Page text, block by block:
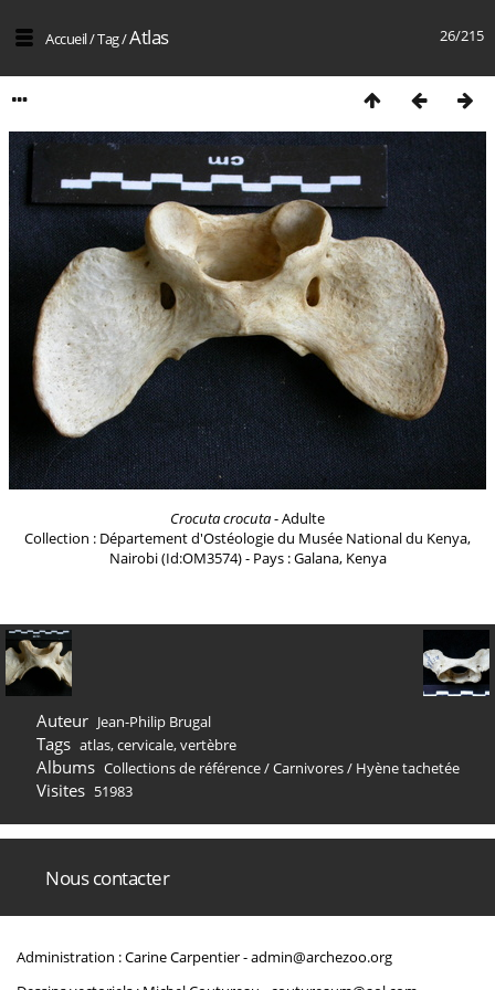
26/215
Accueil/Tag/Atlas
Crocuta crocuta- Adulte
Collection : Département d'Ostéologie du Musée National du Kenya,
Nairobi (Id:OM3574) - Pays : Galana, Kenya
Auteur Jean-Philip Brugal
Tags atlas,cervicale,vertèbre
Albums Collections de référence/Carnivores/ Hyène tachetée
Visites 51983
Nous contacter
Administration : Carine Carpentier -admin@archezoo.org